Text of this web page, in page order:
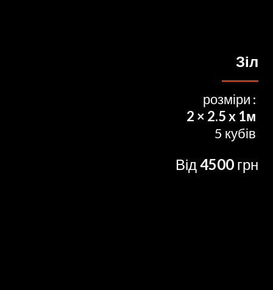
Зіл
розміри :
2 × 2.5 x 1м
5 кубів
Від4500 грн